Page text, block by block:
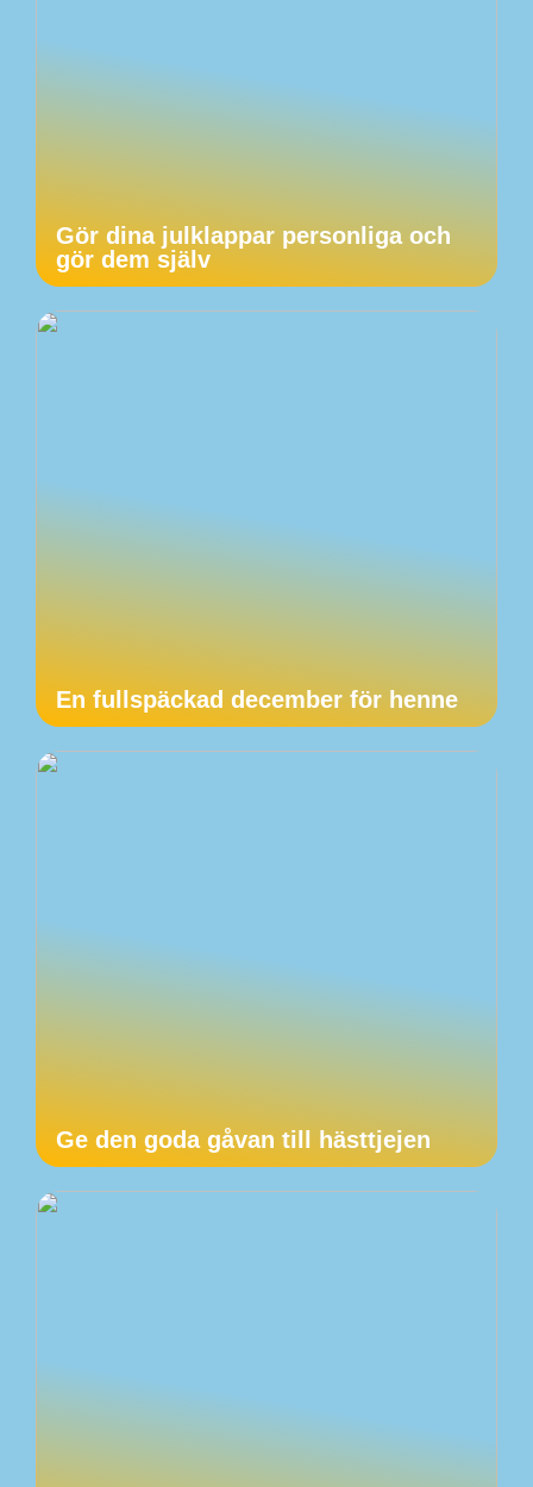
Gör dina julklappar personliga och
gör dem själv
En fullspäckad december för henne
Ge den goda gåvan till hästtjejen